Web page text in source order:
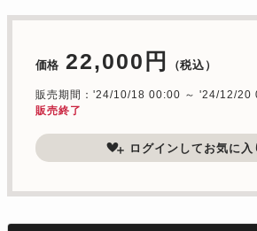
価格 22,000円 （税込）
販売期間：'24/10/18 00:00 ～ '24/12/20
販売終了
ログインしてお気に入